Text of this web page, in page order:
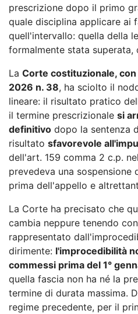
prescrizione dopo il primo
quale disciplina applicare ai
quell'intervallo: quella della
formalmente stata superata,
La Corte costituzionale,
2026 n. 38, ha sciolto il
lineare: il risultato pratico
il termine prescrizionale si
definitivo dopo la sentenza
risultato sfavorevole
dell'art. 159 comma 2 c.p.
prevedeva una sospensione
prima dell'appello e
La Corte ha precisato che
cambia neppure tenendo
rappresentato
dirimente: l'improcedibilità
commessi prima del 1°
quella fascia non ha né la
termine di durata massima.
regime precedente, per il